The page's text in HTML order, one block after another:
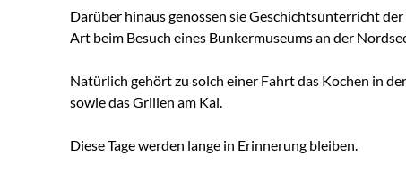
Darüber hinaus genossen sie Geschichtsunterricht
Art beim Besuch eines Bunkermuseums an der
Natürlich gehört zu solch einer Fahrt das Kochen in
sowie das Grillen am Kai.
Diese Tage werden lange in Erinnerung bleiben.